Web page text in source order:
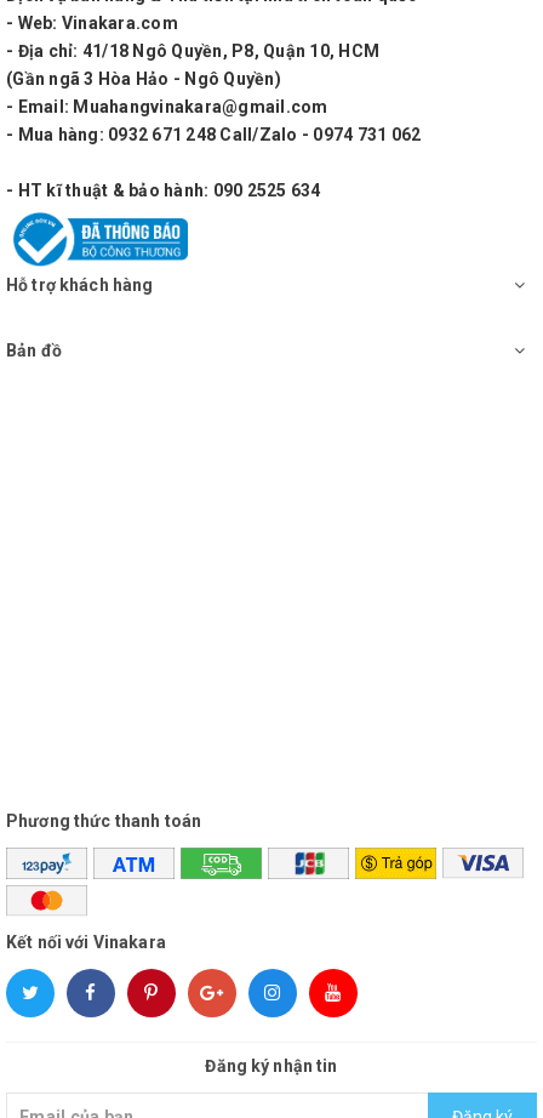
- Web: Vinakara.com
- Địa chỉ: 41/18 Ngô Quyền, P8, Quận 10, HCM
(Gần ngã 3 Hòa Hảo - Ngô Quyền)
- Email: Muahangvinakara@gmail.com
- Mua hàng: 0932 671 248 Call/Zalo - 0974 731 062
- HT kĩ thuật & bảo hành: 090 2525 634
Hỗ trợ khách hàng
Bản đồ
Phương thức thanh toán
Kết nối với Vinakara
Đăng ký nhận tin